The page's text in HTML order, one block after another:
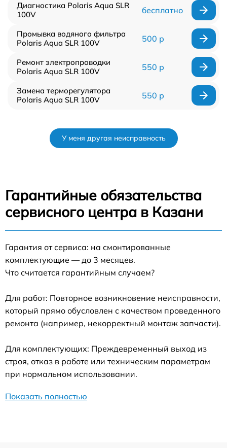
Диагностика Polaris Aqua SLR
100V
бесплатно
Промывка водяного фильтра
Polaris Aqua SLR 100V
500 р
Ремонт электропроводки
Polaris Aqua SLR 100V
550 р
Замена терморегулятора
Polaris Aqua SLR 100V
550 р
У меня другая неисправность
Гарантийные обязательства
сервисного центра в Казани
Гарантия от сервиса: на смонтированные
комплектующие — до 3 месяцев.
Что считается гарантийным случаем?
Для работ: Повторное возникновение неисправности,
который прямо обусловлен с качеством проведенного
ремонта (например, некорректный монтаж запчасти).
Для комплектующих: Преждевременный выход из
строя, отказ в работе или техническим параметрам
при нормальном использовании.
Показать полностью